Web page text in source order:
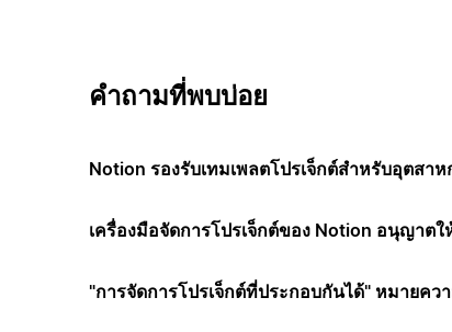
คำถามที่พบบ่อย
Notion รองรับเทมเพลตโปรเจ็กต์สำหรับอุตสา
เครื่องมือจัดการโปรเจ็กต์ของ Notion อนุญาต
"การจัดการโปรเจ็กต์ที่ประกอบกันได้" หมายคว